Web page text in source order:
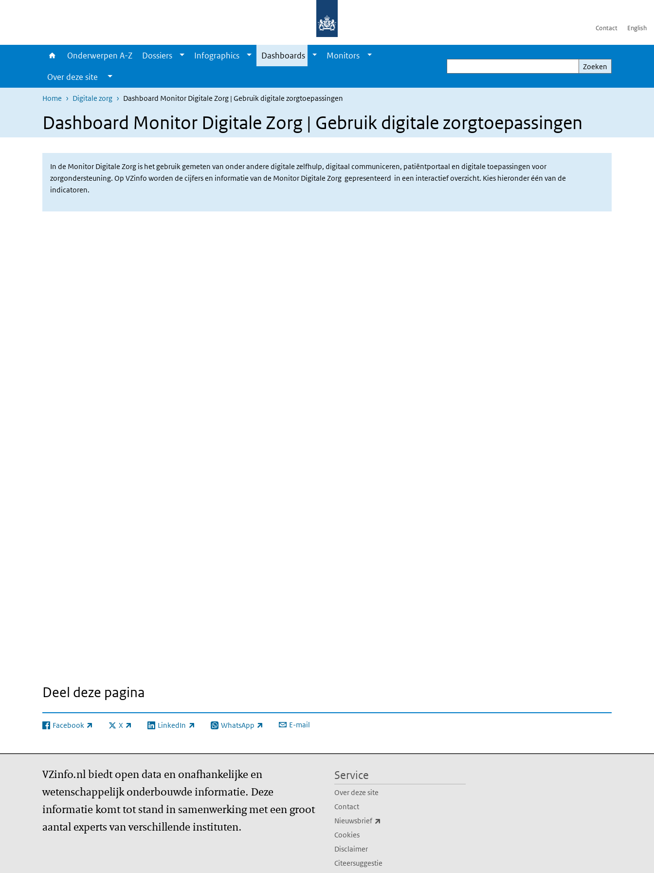
Contact English
Onderwerpen A-Z Dossiers Infographics Dashboards
Monitors
Over deze site
Zoeken
Zoeken
Home Digitale zorg Dashboard Monitor Digitale Zorg | Gebruik digitale zorgtoepassingen
Dashboard Monitor Digitale Zorg | Gebruik digitale zorgtoepassingen
In de Monitor Digitale Zorg is het gebruik gemeten van onder andere digitale zelfhulp, digitaal communiceren, patiëntportaal en digitale toepassingen voor
zorgondersteuning. Op VZinfo worden de cijfers en informatie van de Monitor Digitale Zorg gepresenteerd in een interactief overzicht. Kies hieronder één van de
indicatoren.
Deel deze pagina
Facebook
(externe link) X
(externe link) LinkedIn
(externe link) WhatsApp
(externe link) E-mail
VZinfo.nl biedt open data en onafhankelijke en
wetenschappelijk onderbouwde informatie. Deze
informatie komt tot stand in samenwerking met een groot
aantal experts van verschillende instituten.
Service
Over deze site
Contact
Nieuwsbrief
Cookies
Disclaimer
Citeersuggestie